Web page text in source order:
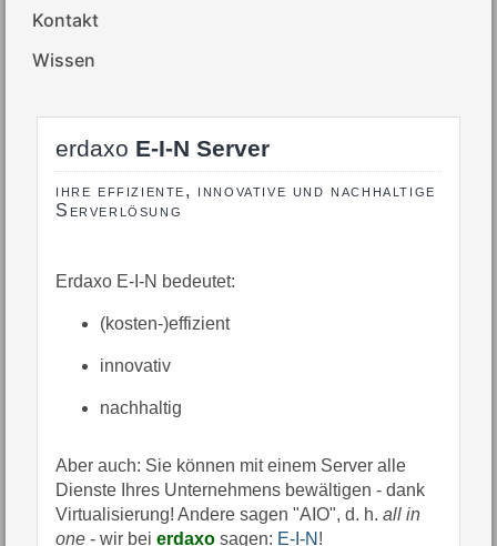
Kontakt
Wissen
erdaxo E-I-N Server
ihre effiziente, innovative und nachhaltige
Serverlösung
Erdaxo E-I-N bedeutet:
(kosten-)effizient
innovativ
nachhaltig
Aber auch: Sie können mit einem Server alle
Dienste Ihres Unternehmens bewältigen - dank
Virtualisierung! Andere sagen "AIO", d. h. all in
one - wir bei erdaxo sagen: E-I-N !